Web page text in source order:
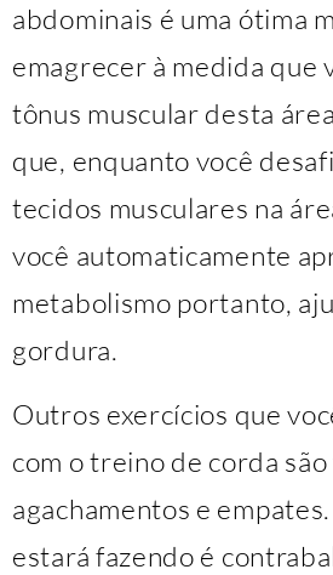
abdominais é uma ótima
emagrecer à medida que
tônus muscular desta
que, enquanto você
tecidos musculares na
você automaticamente
metabolismo portanto,
gordura.
Outros exercícios que
com o treino de corda são
agachamentos e
estará fazendo é